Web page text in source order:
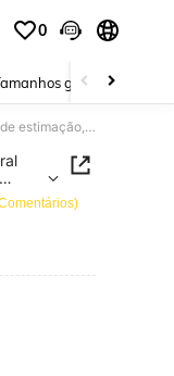
0
grandes
Enxaguante bucal para cães, cuidado de higiene oral para animais de estimação, limpa a placa e o odor, especialmente concebido para cães, fácil de utilizar, basta misturar com água para uso diário, limpa suavemente a cavidade oral, amolece e remove a placa e as manchas, refresca eficazmente o hálito, o uso contínuo melhora a condição oral e mantém as gengivas confortáveis